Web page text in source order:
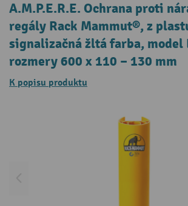
A.M.P.E.R.E. Ochrana proti
regály Rack Mammut®, z
signalizačná žltá farba, model
rozmery 600 x 110 – 130 mm
K popisu produktu